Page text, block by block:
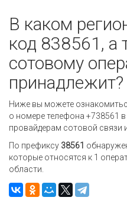
В каком
код 838561, а
сотовому
принадлежит?
Ниже вы можете
о номере телефона +738561
провайдерам сотовой связи
По префиксу 38561
которые относятся к 1
области.